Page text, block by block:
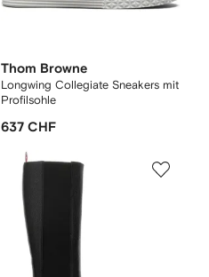
Thom Browne
Longwing Collegiate Sneakers mit
Profilsohle
637 CHF